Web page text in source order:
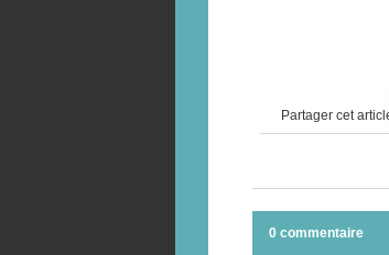
Partager cet
0 commentaire